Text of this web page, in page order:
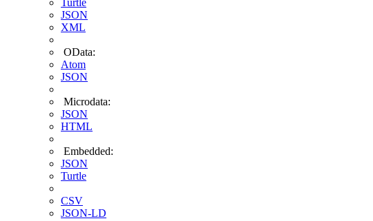
Turtle
JSON
XML
OData:
Atom
JSON
Microdata:
JSON
HTML
Embedded:
JSON
Turtle
CSV
JSON-LD